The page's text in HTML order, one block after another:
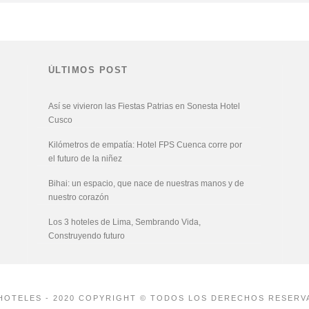
ÚLTIMOS POST
Así se vivieron las Fiestas Patrias en Sonesta Hotel
Cusco
Kilómetros de empatía: Hotel FPS Cuenca corre por
el futuro de la niñez
Bihai: un espacio, que nace de nuestras manos y de
nuestro corazón
Los 3 hoteles de Lima, Sembrando Vida,
Construyendo futuro
- 2020 COPYRIGHT © TODOS LOS DERECHOS